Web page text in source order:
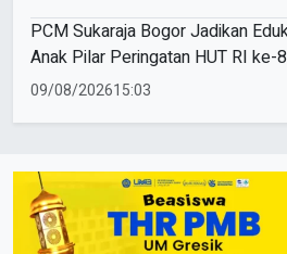
PCM Sukaraja Bogor Jadikan
Anak Pilar Peringatan HUT RI ke-
09/08/202615:03